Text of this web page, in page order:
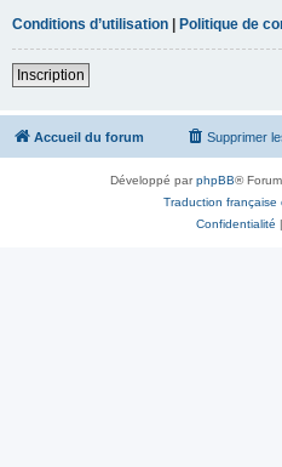
Conditions d’utilisation | Politique de
Inscription
Accueil du forum Supprimer
Développé parphpBB®
Traduction française
Confidentialité |